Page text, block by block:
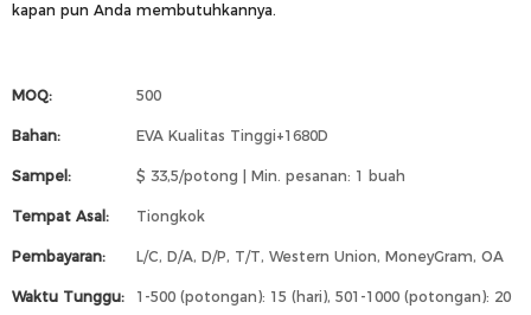
kapan pun Anda membutuhkannya.
MOQ: 500
Bahan: EVA Kualitas Tinggi+1680D
Sampel: $ 33,5/potong | Min. pesanan: 1 buah
Tempat Asal: Tiongkok
Pembayaran: L/C, D/A, D/P, T/T, Western Union, MoneyGram, OA
Waktu Tunggu:
1-500 (potongan): 15 (hari), 501-1000 (potongan): 20